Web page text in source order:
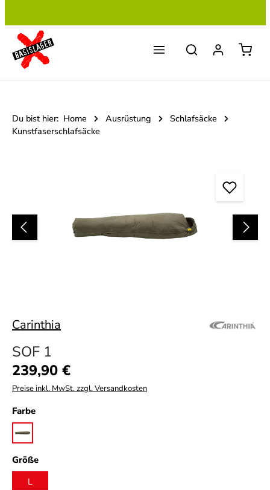
Du bist hier: Home Ausrüstung
Schlafsäcke
Kunstfaserschlafsäcke
Carinthia
SOF 1
Regulärer Preis:
239,90 €
Preise inkl. MwSt. zzgl. Versandkosten
Farbeauswählen
olive
Größeauswählen
L